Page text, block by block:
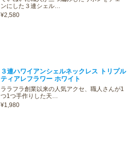
ンにした３連シェル…
¥2,580
３連ハワイアンシェルネックレス トリプル
ティアレフラワー ホワイト
ララフラ創業以来の人気アクセ、職人さんが1
つ1つ手作りした天…
¥1,980